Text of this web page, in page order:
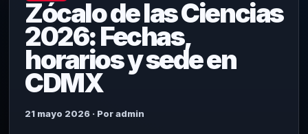
Zócalo de las Ciencias
2026: Fechas,
horarios y sede en
CDMX
21 mayo 2026 · Por admin